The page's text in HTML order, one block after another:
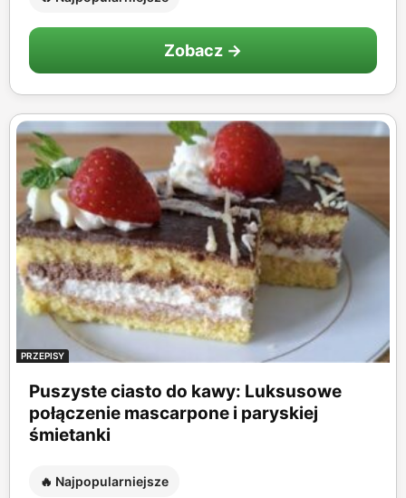
Zobacz →
PRZEPISY
Puszyste ciasto do kawy: Luksusowe
połączenie mascarpone i paryskiej
śmietanki
🔥 Najpopularniejsze